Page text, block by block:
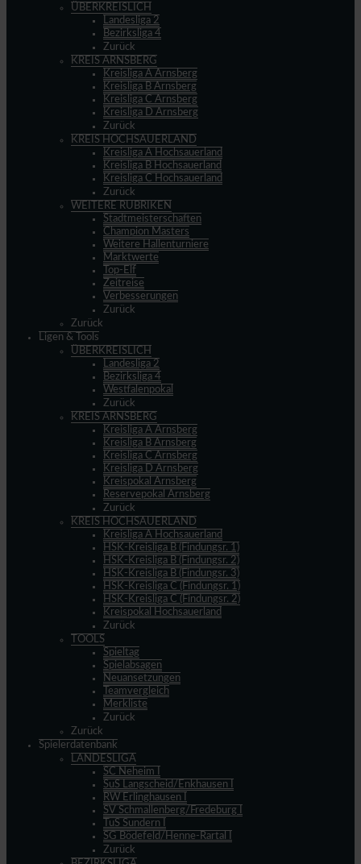
ÜBERKREISLICH
Landesliga 2
Bezirksliga 4
Zurück
KREIS ARNSBERG
Kreisliga A Arnsberg
Kreisliga B Arnsberg
Kreisliga C Arnsberg
Kreisliga D Arnsberg
Zurück
KREIS HOCHSAUERLAND
Kreisliga A Hochsauerland
Kreisliga B Hochsauerland
Kreisliga C Hochsauerland
Zurück
WEITERE RUBRIKEN
Stadtmeisterschaften
Champion Masters
Weitere Hallenturniere
Marktwerte
Top-Elf
Zeitreise
Verbesserungen
Zurück
Zurück
Ligen & Tools
ÜBERKREISLICH
Landesliga 2
Bezirksliga 4
Westfalenpokal
Zurück
KREIS ARNSBERG
Kreisliga A Arnsberg
Kreisliga B Arnsberg
Kreisliga C Arnsberg
Kreisliga D Arnsberg
Kreispokal Arnsberg
Reservepokal Arnsberg
Zurück
KREIS HOCHSAUERLAND
Kreisliga A Hochsauerland
HSK-Kreisliga B (Findungsr. 1)
HSK-Kreisliga B (Findungsr. 2)
HSK-Kreisliga B (Findungsr. 3)
HSK-Kreisliga C (Findungsr. 1)
HSK-Kreisliga C (Findungsr. 2)
Kreispokal Hochsauerland
Zurück
TOOLS
Spieltag
Spielabsagen
Neuansetzungen
Teamvergleich
Merkliste
Zurück
Zurück
Spielerdatenbank
LANDESLIGA
SC Neheim I
SuS Langscheid/Enkhausen I
RW Erlinghausen I
SV Schmallenberg/Fredeburg I
TuS Sundern I
SG Bödefeld/Henne-Rartal I
Zurück